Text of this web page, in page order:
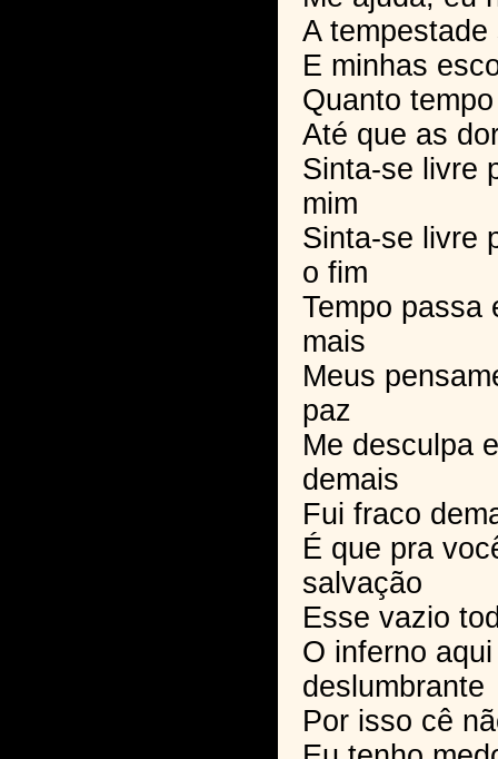
A
E minhas
Quanto
Até que as
Sinta-se livre
mim
Sinta-se livre
o fim
Tempo passa
mais
Meus
paz
Me desculpa
demais
Fui fraco
É que pra
salvação
Esse vazio
O inferno
deslumbrante
Por isso cê